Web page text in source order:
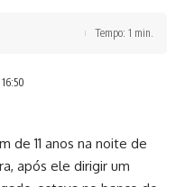
Tempo: 1 min.
de 11 anos na noite de
após ele dirigir um